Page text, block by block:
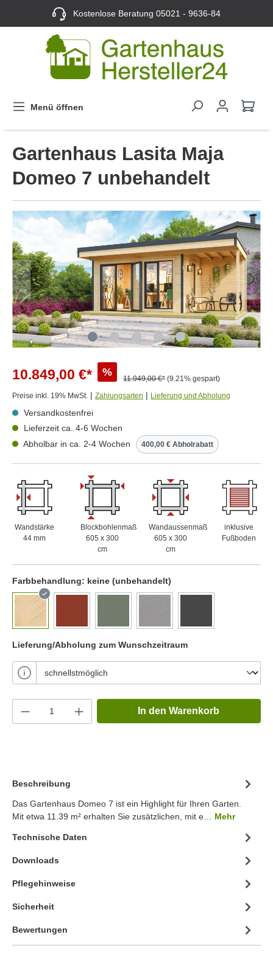
Kostenlose Beratung05021 - 9636-84
Menü öffnen
Gartenhaus Lasita Maja
Domeo 7 unbehandelt
10.849,00 €* %
11.949,00 €* (9.21% gespart)
Preise inkl. 19% MwSt. | Zahlungsarten | Lieferung und Abholung
Versandkostenfrei
Lieferzeit ca. 4-6 Wochen
Abholbar in ca. 2-4 Wochen
400,00 € Abholrabatt
Wandstärke
44 mm
Blockbohlenmaß
605 x 300
cm
Wandaussenmaß
605 x 300
cm
inklusive
Fußboden
Farbbehandlung: keine (unbehandelt)
Lieferung/Abholung zum Wunschzeitraum
In den Warenkorb
Beschreibung
Das Gartenhaus Domeo 7 ist ein Highlight für Ihren Garten.
Mit etwa 11.39 m² erhalten Sie zusätzlichen, mit e… Mehr
Technische Daten
Downloads
Pflegehinweise
Sicherheit
Bewertungen